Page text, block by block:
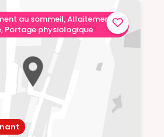
2019 : Infirmière puéricultrice
cardiaque
Necker-Enfants-
2021 : Directrice d'un
d'accueil de jeunes enfant à
Marne<br />2021-2024 :
coordinatrice de formation
auxiliaire de
/>2025 : Création de "Un
- Formatrice à l'EDBN -
auprès des auxiliaire
p>
au sommeil, Allaitement,
Portage physiologique